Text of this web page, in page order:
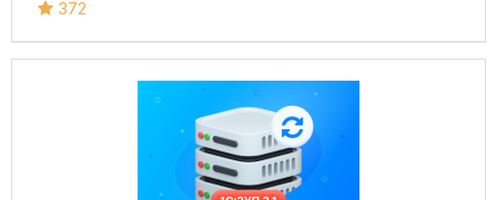
372